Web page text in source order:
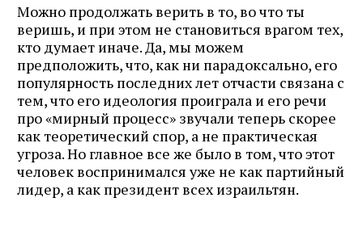
Можно продолжать верить в то, во что ты
веришь, и при этом не становиться врагом тех,
кто думает иначе. Да, мы можем
предположить, что, как ни парадоксально, его
популярность последних лет отчасти связана с
тем, что его идеология проиграла и его речи
про «мирный процесс» звучали теперь скорее
как теоретический спор, а не практическая
угроза. Но главное все же было в том, что этот
человек воспринимался уже не как партийный
лидер, а как президент всех израильтян.